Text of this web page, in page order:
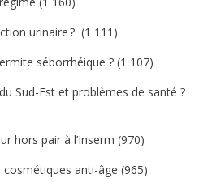
urinaire ? (1 111)
séborrhéique ? (1 107)
Sud-Est et problèmes de santé ?
hors pair à l’Inserm (970)
anti-âge (965)